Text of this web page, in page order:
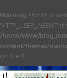
Warning: Use of
'HTTP_USER_AGENT'
/home/www/
content/themes/
on line 1